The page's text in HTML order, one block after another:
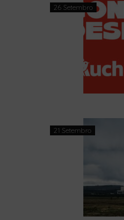
26 Setembro
21 Setembro